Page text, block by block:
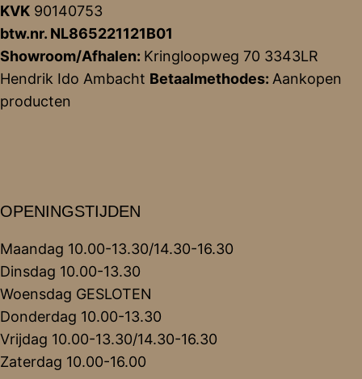
KVK 90140753
btw.nr. NL865221121B01
Showroom/Afhalen: Kringloopweg 70 3343LR
Hendrik Ido Ambacht Betaalmethodes: Aankopen
producten
OPENINGSTIJDEN
Maandag 10.00-13.30/14.30-16.30
Dinsdag 10.00-13.30
Woensdag GESLOTEN
Donderdag 10.00-13.30
Vrijdag 10.00-13.30/14.30-16.30
Zaterdag 10.00-16.00